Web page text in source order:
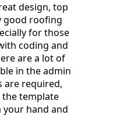
design, top
good roofing
for those
coding and
are a lot of
in the admin
are required,
the template
your hand and